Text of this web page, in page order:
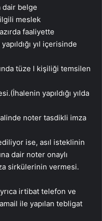
dair belge
meslek
faaliyette
yıl içerisinde
tüze l kişiliği temsilen
yapıldığı yılda
noter tasdikli imza
ise, asıl isteklinin
dair noter onaylı
sirkülerinin vermesi.
irtibat telefon ve
ile yapılan tebligat